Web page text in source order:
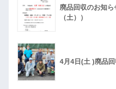
廃品回収のお知ら
（土））
4月4日(土 )廃品